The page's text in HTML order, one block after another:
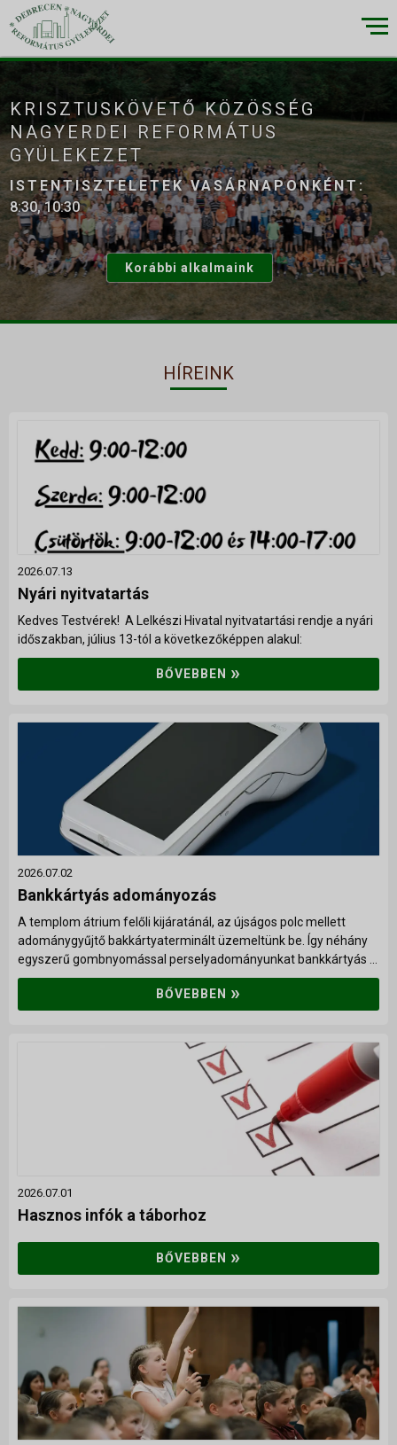
RÓLUNK▼
Küldetésünk
Történetünk
Épületeink
Munkatársaink
Galéria
Érdeklődőknek
Gyerekeknek
Fiataloknak
Felnőtteknek
Kamarakórus
Többgenerációs tábor
NAPTÁR
KAPCSOLAT
TÁMOGATÁS▼
Adakozás
Alapítvány
Önkéntes szolgálatok
ÚJ VAGYOK ITT
KRISZTUSKÖVETŐ KÖZÖSSÉG
NAGYERDEI REFORMÁTUS
GYÜLEKEZET
ISTENTISZTELETEK VASÁRNAPONKÉNT:
8:30, 10:30
Korábbi alkalmaink
HÍREINK
2026.07.13
Nyári nyitvatartás
Kedves Testvérek! A Lelkészi Hivatal nyitvatartási rendje a nyári
időszakban, július 13-tól a következőképpen alakul:
BŐVEBBEN »
2026.07.02
Bankkártyás adományozás
A templom átrium felőli kijáratánál, az újságos polc mellett
adománygyűjtő bakkártyaterminált üzemeltünk be. Így néhány
egyszerű gombnyomással perselyadományunkat bankkártyás ...
BŐVEBBEN »
2026.07.01
Hasznos infók a táborhoz
BŐVEBBEN »